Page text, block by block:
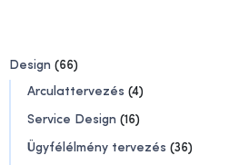
Design (66)
Arculattervezés (4)
Service Design (16)
Ügyfélélmény tervezés (36)